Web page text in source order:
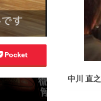
Pocket
中川 直之